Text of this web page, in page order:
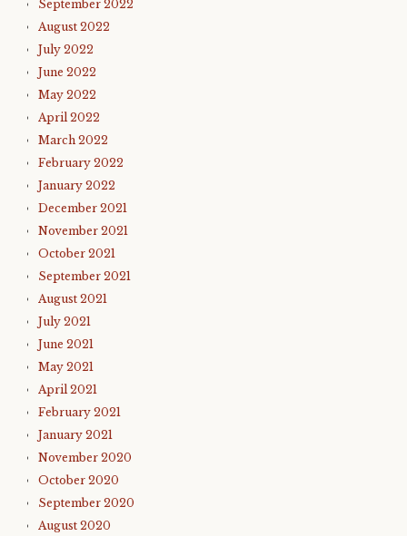
September 2022
August 2022
July 2022
June 2022
May 2022
April 2022
March 2022
February 2022
January 2022
December 2021
November 2021
October 2021
September 2021
August 2021
July 2021
June 2021
May 2021
April 2021
February 2021
January 2021
November 2020
October 2020
September 2020
August 2020